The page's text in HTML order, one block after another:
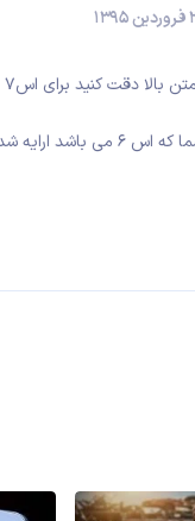
باشد ارایه شده